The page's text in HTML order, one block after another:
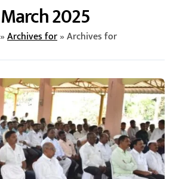
March 2025
»Archives for»Archives for